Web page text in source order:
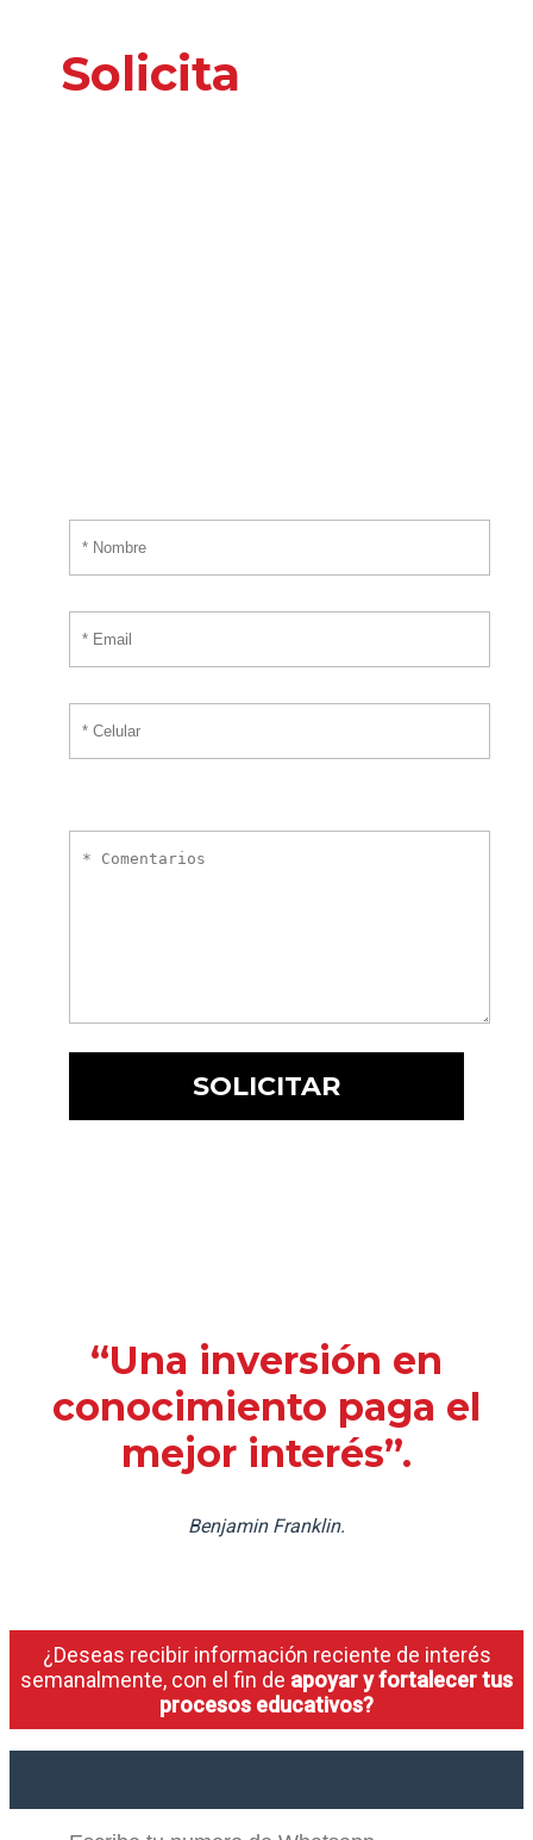
Solicita
“Una inversión en
conocimiento paga el
mejor interés”.
Benjamin Franklin.
¿Deseas recibir información reciente de interés
semanalmente, con el fin de apoyar y fortalecer tus
procesos educativos?